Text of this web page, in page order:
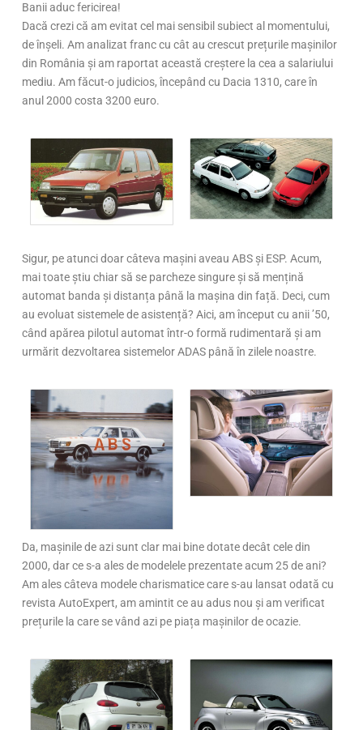
Banii aduc fericirea!
Dacă crezi că am evitat cel mai sensibil subiect al momentului,
de înșeli. Am analizat franc cu cât au crescut prețurile mașinilor
din România și am raportat această creștere la cea a salariului
mediu. Am făcut-o judicios, începând cu Dacia 1310, care în
anul 2000 costa 3200 euro.
Sigur, pe atunci doar câteva mașini aveau ABS și ESP. Acum,
mai toate știu chiar să se parcheze singure și să mențină
automat banda și distanța până la mașina din față. Deci, cum
au evoluat sistemele de asistență? Aici, am început cu anii ’50,
când apărea pilotul automat într-o formă rudimentară și am
urmărit dezvoltarea sistemelor ADAS până în zilele noastre.
Da, mașinile de azi sunt clar mai bine dotate decât cele din
2000, dar ce s-a ales de modelele prezentate acum 25 de ani?
Am ales câteva modele charismatice care s-au lansat odată cu
revista AutoExpert, am amintit ce au adus nou și am verificat
prețurile la care se vând azi pe piața mașinilor de ocazie.